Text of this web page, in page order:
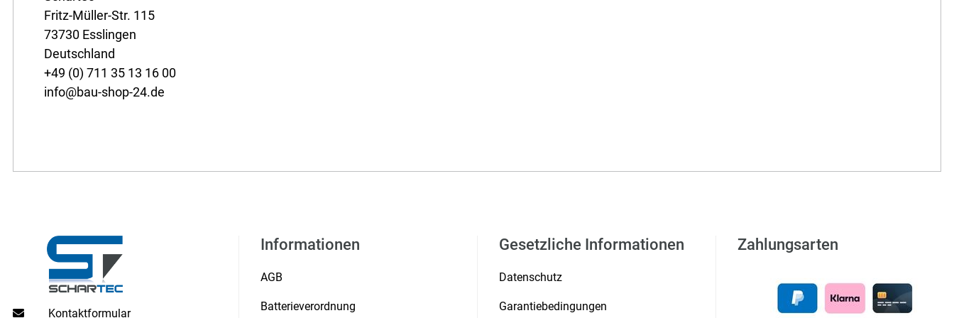
Fritz-Müller-Str. 115
73730 Esslingen
Deutschland
+49 (0) 711 35 13 16 00
info@bau-shop-24.de
Kontaktformular
Informationen
AGB
Batterieverordnung
Gesetzliche Informationen
Datenschutz
Garantiebedingungen
Zahlungsarten